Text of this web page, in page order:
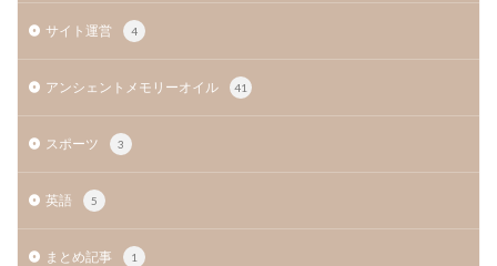
サイト運営 4
アンシェントメモリーオイル 41
スポーツ 3
英語 5
まとめ記事 1